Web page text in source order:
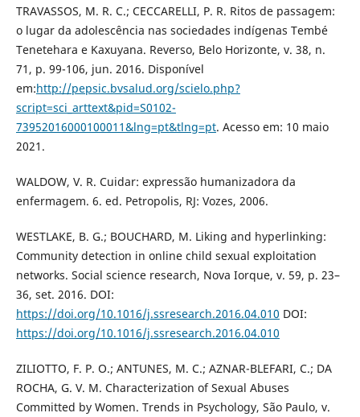
TRAVASSOS, M. R. C.; CECCARELLI, P. R. Ritos de passagem:
o lugar da adolescência nas sociedades indígenas Tembé
Tenetehara e Kaxuyana. Reverso, Belo Horizonte, v. 38, n.
71, p. 99-106, jun. 2016. Disponível
em:http://pepsic.bvsalud.org/scielo.php?
script=sci_arttext&pid=S0102-
73952016000100011&lng=pt&tlng=pt. Acesso em: 10 maio
2021.
WALDOW, V. R. Cuidar: expressão humanizadora da
enfermagem. 6. ed. Petropolis, RJ: Vozes, 2006.
WESTLAKE, B. G.; BOUCHARD, M. Liking and hyperlinking:
Community detection in online child sexual exploitation
networks. Social science research, Nova Iorque, v. 59, p. 23–
36, set. 2016. DOI:
https://doi.org/10.1016/j.ssresearch.2016.04.010 DOI:
https://doi.org/10.1016/j.ssresearch.2016.04.010
ZILIOTTO, F. P. O.; ANTUNES, M. C.; AZNAR-BLEFARI, C.; DA
ROCHA, G. V. M. Characterization of Sexual Abuses
Committed by Women. Trends in Psychology, São Paulo, v.